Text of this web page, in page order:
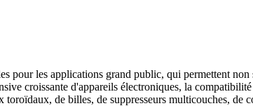
les applications grand public, qui permettent
croissante d'appareils électroniques, la
de billes, de suppresseurs multicouches,